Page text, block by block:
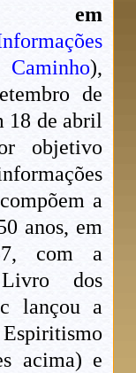
em
),
de
18 de abril
objetivo
a
anos, em
com a
dos
lançou a
acima) e